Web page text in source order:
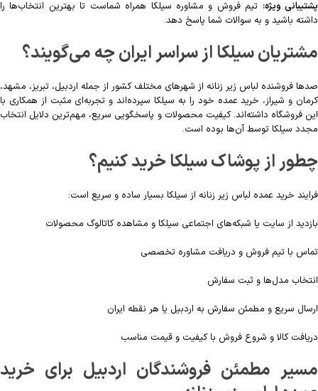
پشتیبانی ویژه: تیم فروش و مشاوره سیلکا همراه شماست تا بهترین انتخاب‌ها را
داشته باشید و به سوالات شما پاسخ دهد.
مشتریان سیلکا از سراسر ایران چه می‌گویند؟
صدها فروشنده لباس زیر زنانه از شهرهای مختلف کشور از جمله اردبیل، تبریز، مشهد،
کرمان و شیراز، خرید عمده خود را به سیلکا سپرده‌اند و تجربه‌ای مثبت از همکاری با
این فروشگاه داشته‌اند. کیفیت محصولات و پاسخگویی سریع، مهم‌ترین دلایل انتخاب
مجدد سیلکا توسط آن‌ها بوده است.
چطور از پوشاک سیلکا خرید کنیم؟
فرایند خرید عمده لباس زیر زنانه از سیلکا بسیار ساده و سریع است:
بازدید از سایت یا شبکه‌های اجتماعی سیلکا و مشاهده کاتالوگ محصولات
تماس با تیم فروش و دریافت مشاوره تخصصی
انتخاب مدل‌ها و ثبت سفارش
ارسال سریع و مطمئن سفارش به اردبیل یا هر نقطه ایران
دریافت کالا و شروع فروش با کیفیت و قیمت مناسب
مسیر مطمئن فروشندگان اردبیل برای خرید